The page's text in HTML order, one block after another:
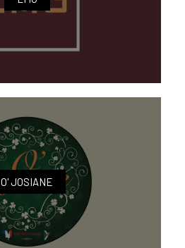
O' JOSIANE